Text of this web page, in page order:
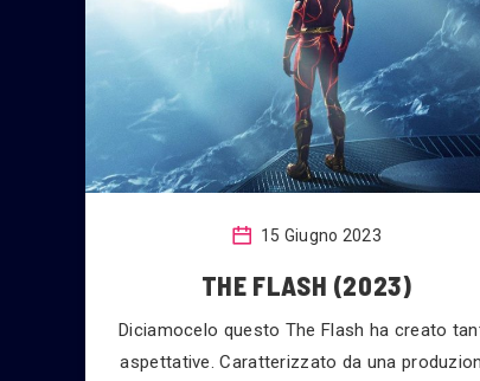
15 Giugno 2023
THE FLASH (2023)
Diciamocelo questo The Flash ha creato
aspettative. Caratterizzato da una